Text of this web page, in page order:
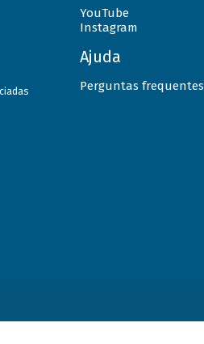
YouTube
Instagram
Ajuda
Perguntas frequentes